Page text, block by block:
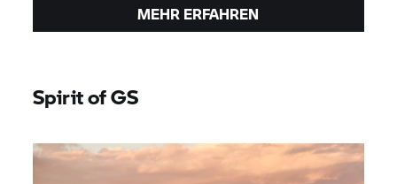
MEHR ERFAHREN
Spirit of GS